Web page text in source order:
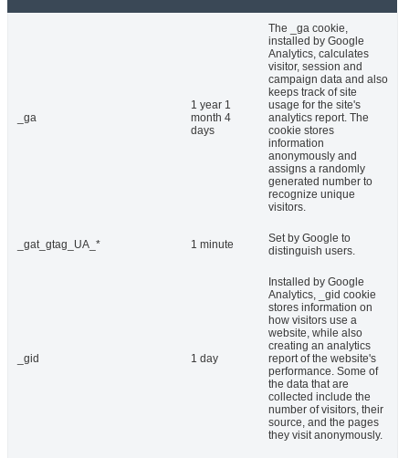
_ga
1 year 1
month 4
days
The _ga cookie,
installed by Google
Analytics, calculates
visitor, session and
campaign data and also
keeps track of site
usage for the site's
analytics report. The
cookie stores
information
anonymously and
assigns a randomly
generated number to
recognize unique
visitors.
_gat_gtag_UA_* 1 minute
Set by Google to
distinguish users.
_gid 1 day
Installed by Google
Analytics, _gid cookie
stores information on
how visitors use a
website, while also
creating an analytics
report of the website's
performance. Some of
the data that are
collected include the
number of visitors, their
source, and the pages
they visit anonymously.